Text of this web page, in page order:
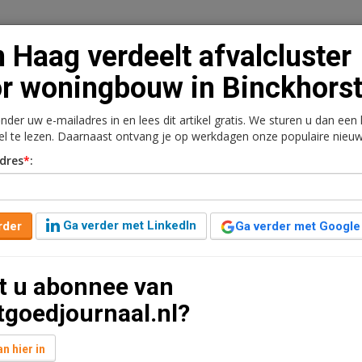
Vacaturebank Contact Abonnementen
voor
geleden aangepast
van de afvalbedrijven op de Binckhorst,
moeten komen.
Haag verdeelt afvalcluster
woningbouw in Binckhorst
uw e-mailadres in en lees dit artikel gratis. We sturen u dan een
te lezen. Daarnaast ontvang je op werkdagen onze populaire
*:
Ga verder met LinkedIn Ga verder met Google
u abonnee van
hier in